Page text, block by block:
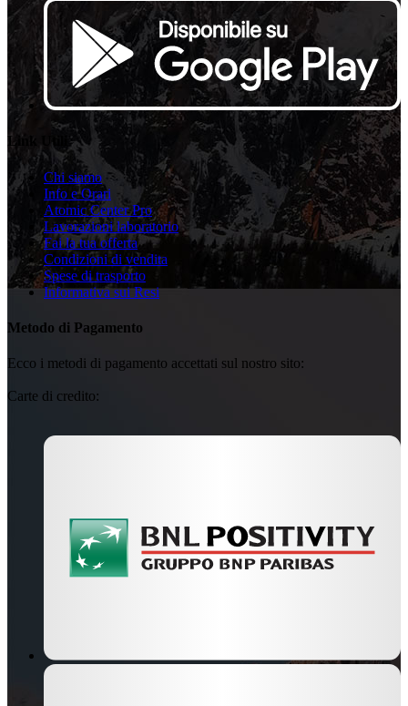
Link Utili
Chi siamo
Info e Orari
Atomic Center Pro
Lavorazioni laboratorio
Fai la tua offerta
Condizioni di vendita
Spese di trasporto
Informativa sui Resi
Metodo di Pagamento
Ecco i metodi di pagamento accettati sul nostro sito:
Carte di credito: